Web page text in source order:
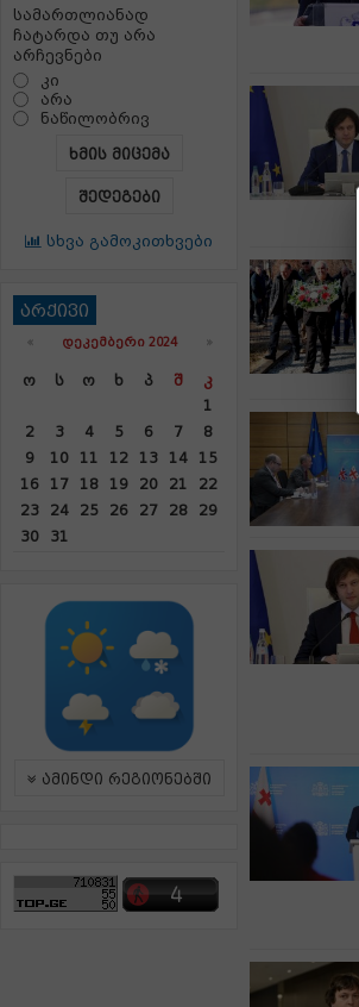
სამართლიანად
ჩატარდა თუ არა
არჩევნები
კი
არა
ნაწილობრივ
ხმის მიცემა
შედეგები
სხვა გამოკითხვები
არქივი
« ᲓᲔᲙᲔᲛᲑᲔᲠᲘ 2024 »
Ო Ს Ო Ხ Პ Შ
Კ
1
2
3 4 5 6 7
8
9
10 11 12 13 14
15
16
17 18 19 20 21
22
23
24 25 26 27 28
29
30
31
ამინდი რეგიონებში